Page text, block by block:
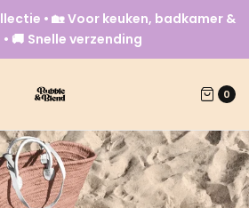
• 🏡 Voor keuken, badkamer &
🚚 Snelle verzending
0